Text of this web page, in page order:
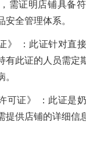
需证明店铺具备
安全管理体系。
》 ：此证针对直
有此证的人员需定
可证》 ：此证是
提供店铺的详细信